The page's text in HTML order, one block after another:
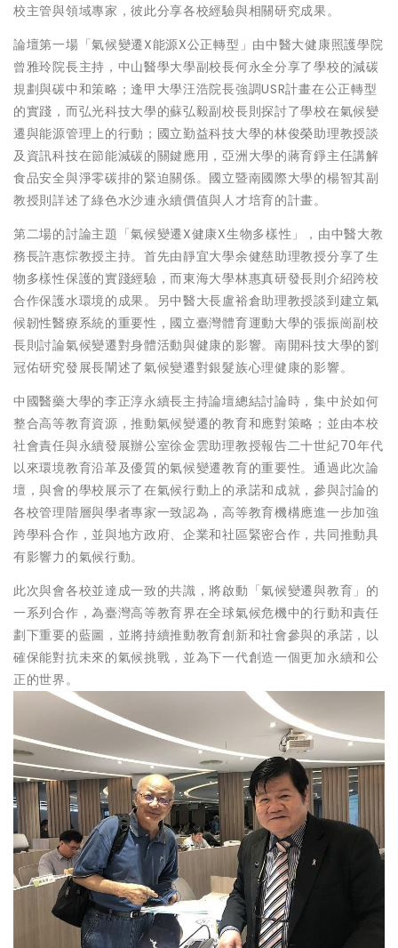
校主管與領域專家，彼此分享各校經驗與相關研究成果。
論壇第一場「氣候變遷X能源X公正轉型」由中醫大健康照護學院
曾雅玲院長主持，中山醫學大學副校長何永全分享了學校的減碳
規劃與碳中和策略；逢甲大學汪浩院長強調USR計畫在公正轉型
的實踐，而弘光科技大學的蘇弘毅副校長則探討了學校在氣候變
遷與能源管理上的行動；國立勤益科技大學的林俊榮助理教授談
及資訊科技在節能減碳的關鍵應用，亞洲大學的蔣育錚主任講解
食品安全與淨零碳排的緊迫關係。國立暨南國際大學的楊智其副
教授則詳述了綠色水沙連永續價值與人才培育的計畫。
第二場的討論主題「氣候變遷X健康X生物多樣性」，由中醫大教
務長許惠悰教授主持。首先由靜宜大學余健慈助理教授分享了生
物多樣性保護的實踐經驗，而東海大學林惠真研發長則介紹跨校
合作保護水環境的成果。另中醫大長盧裕倉助理教授談到建立氣
候韌性醫療系統的重要性，國立臺灣體育運動大學的張振崗副校
長則討論氣候變遷對身體活動與健康的影響。南開科技大學的劉
冠佑研究發展長闡述了氣候變遷對銀髮族心理健康的影響。
中國醫藥大學的李正淳永續長主持論壇總結討論時，集中於如何
整合高等教育資源，推動氣候變遷的教育和應對策略；並由本校
社會責任與永續發展辦公室徐金雲助理教授報告二十世紀70年代
以來環境教育沿革及優質的氣候變遷教育的重要性。通過此次論
壇，與會的學校展示了在氣候行動上的承諾和成就，參與討論的
各校管理階層與學者專家一致認為，高等教育機構應進一步加強
跨學科合作，並與地方政府、企業和社區緊密合作，共同推動具
有影響力的氣候行動。
此次與會各校並達成一致的共識，將啟動「氣候變遷與教育」的
一系列合作，為臺灣高等教育界在全球氣候危機中的行動和責任
劃下重要的藍圖，並將持續推動教育創新和社會參與的承諾，以
確保能對抗未來的氣候挑戰，並為下一代創造一個更加永續和公
正的世界。